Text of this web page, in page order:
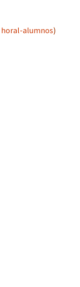
horal-alumnos)